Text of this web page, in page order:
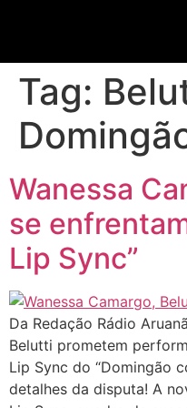
Tag:
Wanessa
se
Lip Sync”
Da Redação Rádio
Belutti prometem
Lip Sync do “Domingão
detalhes da disputa! A